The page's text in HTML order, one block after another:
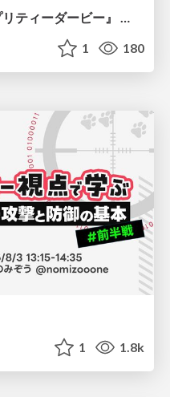
【CEDEC2026】『ウマ娘 プリティーダービー』 英語版のキャラクターの方言や口調をローカライズするための創造的アプローチ
1 180
1 1.8k